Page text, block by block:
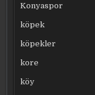
Konyaspor
köpek
köpekler
kore
köy